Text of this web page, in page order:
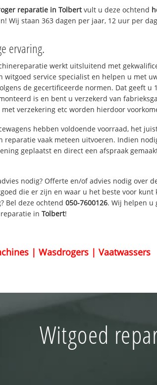
reparatie in Tolbertvult u deze ochtend
Wij staan 363 dagen per jaar, 12 uur per
ervaring.
werkt uitsluitend met
witgoed service specialist en helpen u met
de gecertificeerde normen. Dat geeft u
is en bent u verzekerd van
verzekering etc worden hierdoor
hebben voldoende voorraad, het
reparatie vaak meteen uitvoeren. Indien
geplaatst en direct een afspraak
nodig? Offerte en/of advies nodig over
die er zijn en waar u het beste voor kunt
Bel deze ochtend050-7600126. Wij helpen u
reparatie inTolbert!
| Wasdrogers | Vaatwassers
Witgoed